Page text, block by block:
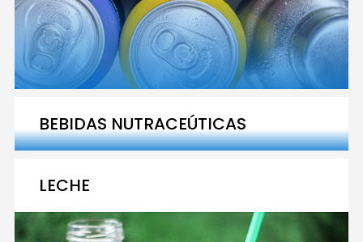
BEBIDAS NUTRACEÚTICAS
LECHE